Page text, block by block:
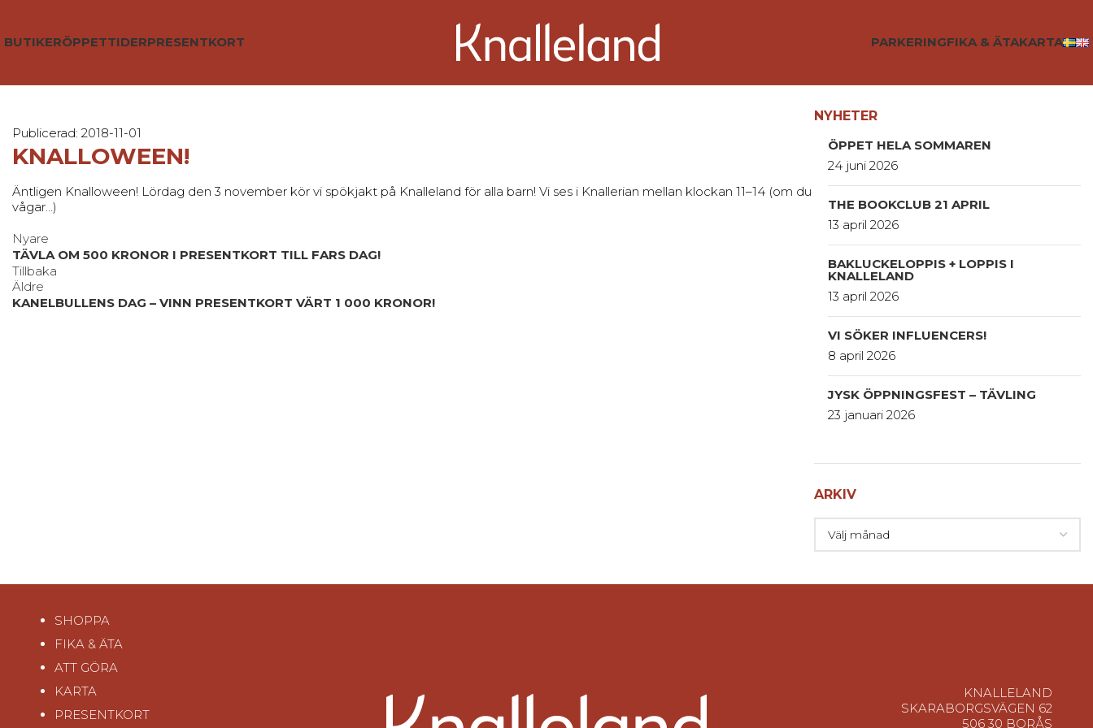
BUTIKERÖPPETTIDERPRESENTKORT PARKERINGFIKA & ÄTAKARTA
Publicerad: 2018-11-01
KNALLOWEEN!
Äntligen Knalloween! Lördag den 3 november kör vi spökjakt på Knalleland för alla barn! Vi ses i Knallerian mellan klockan 11–14 (om du
vågar…)
Nyare
TÄVLA OM 500 KRONOR I PRESENTKORT TILL FARS DAG!
Tillbaka
Äldre
KANELBULLENS DAG – VINN PRESENTKORT VÄRT 1 000 KRONOR!
NYHETER
ÖPPET HELA SOMMAREN
24 juni 2026
THE BOOKCLUB 21 APRIL
13 april 2026
BAKLUCKELOPPIS + LOPPIS I
KNALLELAND
13 april 2026
VI SÖKER INFLUENCERS!
8 april 2026
JYSK ÖPPNINGSFEST – TÄVLING
23 januari 2026
ARKIV
SHOPPA
FIKA & ÄTA
ATT GÖRA
KARTA
PRESENTKORT
KNALLELAND
SKARABORGSVÄGEN 62
506 30 BORÅS